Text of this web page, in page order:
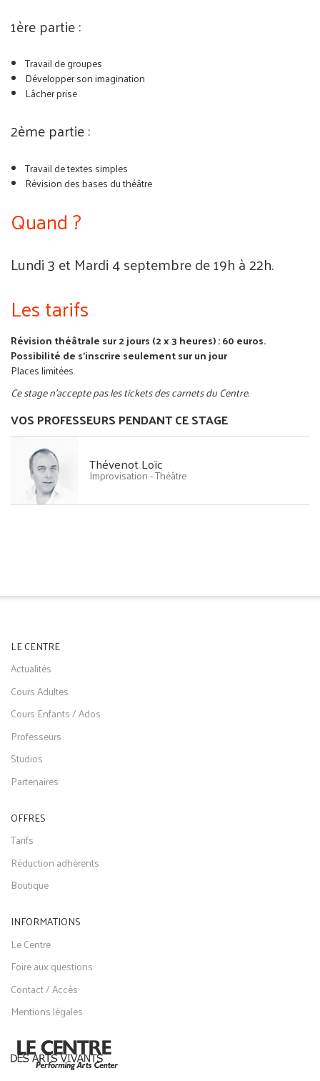
1ère partie :
Travail de groupes
Développer son imagination
Lâcher prise
2ème partie :
Travail de textes simples
Révision des bases du théâtre
Quand ?
Lundi 3 et Mardi 4 septembre de 19h à 22h.
Les tarifs
Révision théâtrale sur 2 jours (2 x 3 heures) : 60 euros.
Possibilité de s'inscrire seulement sur un jour
Places limitées.
Ce stage n'accepte pas les tickets des carnets du Centre.
VOS PROFESSEURS PENDANT CE STAGE
Thévenot Loïc
Improvisation - Théâtre
LE CENTRE
Actualités
Cours Adultes
Cours Enfants / Ados
Professeurs
Studios
Partenaires
OFFRES
Tarifs
Réduction adhérents
Boutique
INFORMATIONS
Le Centre
Foire aux questions
Contact / Accès
Mentions légales